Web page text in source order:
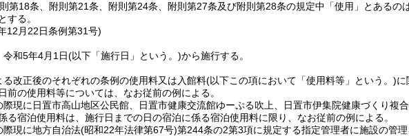
第18条、附則第21条、附則第24条、附則第27条及び附則第28条の規定中「使用」とあるの
する。
12月22日条例第31号)
令和5年4月1日(以下「施行日」という。)から施行する。
る改正後のそれぞれの条例の使用料又は入館料(以下この項において「使用料等」という。)に
前の使用料等については、なお従前の例による。
際現に日置市高山地区公民館、日置市健康交流館ゆーぷる吹上、日置市伊集院健康づくり複
る宿泊使用料は、施行日までの日の宿泊に係る宿泊使用料に限り、なお従前の例による。
際現に地方自治法(昭和22年法律第67号)第244条の2第3項に規定する指定管理者に施設の管